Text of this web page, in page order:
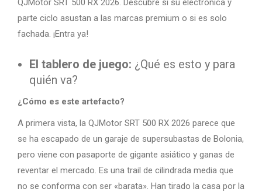
QJMotor SRT 500 RX 2026. Descubre si su electrónica y
parte ciclo asustan a las marcas premium o si es solo
fachada. ¡Entra ya!
El tablero de juego: ¿Qué es esto y para
quién va?
¿Cómo es este artefacto?
A primera vista, la QJMotor SRT 500 RX 2026 parece que
se ha escapado de un garaje de supersubastas de Bolonia,
pero viene con pasaporte de gigante asiático y ganas de
reventar el mercado. Es una trail de cilindrada media que
no se conforma con ser «barata». Han tirado la casa por la